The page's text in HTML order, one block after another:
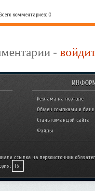
комментариев: 0
-
Реклама на портале
Обмен ссылками и
Стань командой сайта
Файлы
ссылка на первоисточник
16+